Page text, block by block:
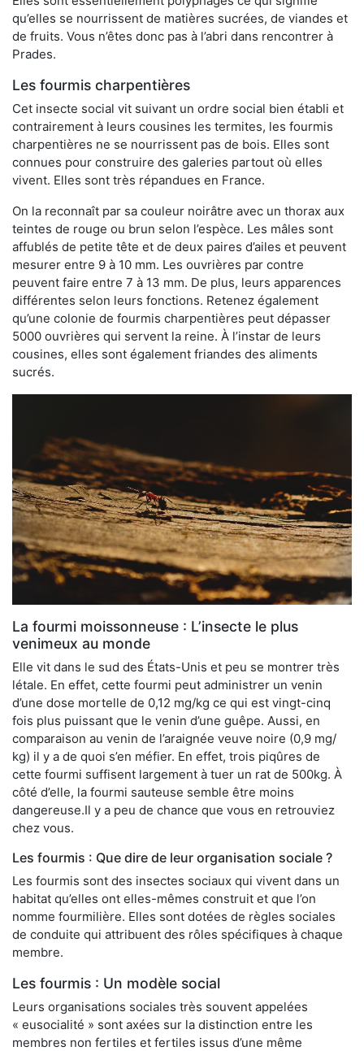
qu’elles se nourrissent de matières sucrées, de viandes et
de fruits. Vous n’êtes donc pas à l’abri dans rencontrer à
Prades.
Les fourmis charpentières
Cet insecte social vit suivant un ordre social bien établi et
contrairement à leurs cousines les termites, les fourmis
charpentières ne se nourrissent pas de bois. Elles sont
connues pour construire des galeries partout où elles
vivent. Elles sont très répandues en France.
On la reconnaît par sa couleur noirâtre avec un thorax aux
teintes de rouge ou brun selon l’espèce. Les mâles sont
affublés de petite tête et de deux paires d’ailes et peuvent
mesurer entre 9 à 10 mm. Les ouvrières par contre
peuvent faire entre 7 à 13 mm. De plus, leurs apparences
différentes selon leurs fonctions. Retenez également
qu’une colonie de fourmis charpentières peut dépasser
5000 ouvrières qui servent la reine. À l’instar de leurs
cousines, elles sont également friandes des aliments
sucrés.
La fourmi moissonneuse : L’insecte le plus
venimeux au monde
Elle vit dans le sud des États-Unis et peu se montrer très
létale. En effet, cette fourmi peut administrer un venin
d’une dose mortelle de 0,12 mg/kg ce qui est vingt-cinq
fois plus puissant que le venin d’une guêpe. Aussi, en
comparaison au venin de l’araignée veuve noire (0,9 mg/
kg) il y a de quoi s’en méfier. En effet, trois piqûres de
cette fourmi suffisent largement à tuer un rat de 500kg. À
côté d’elle, la fourmi sauteuse semble être moins
dangereuse.Il y a peu de chance que vous en retrouviez
chez vous.
Les fourmis : Que dire de leur organisation sociale ?
Les fourmis sont des insectes sociaux qui vivent dans un
habitat qu’elles ont elles-mêmes construit et que l’on
nomme fourmilière. Elles sont dotées de règles sociales
de conduite qui attribuent des rôles spécifiques à chaque
membre.
Les fourmis : Un modèle social
Leurs organisations sociales très souvent appelées
« eusocialité » sont axées sur la distinction entre les
membres non fertiles et fertiles issus d’une même